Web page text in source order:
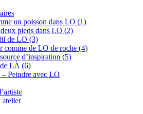
un poisson dans LO (1)
pieds dans LO (2)
de LO (3)
comme de LO de roche (4)
d’inspiration (5)
LÀ (6)
– Peindre avec LO
atelier